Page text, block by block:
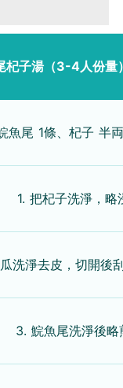
杞子湯（3-4人份量
魚尾 1條、杞子 半
1. 把杞子洗淨，略
洗淨去皮，切開後
3. 鯇魚尾洗淨後略